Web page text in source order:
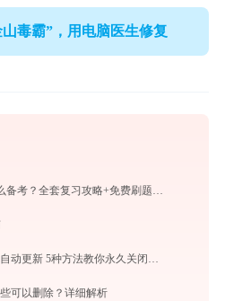
毒霸”，用电脑医生修复
计算机二级MS Office怎么备考？全套复习攻略+免费刷题工具推荐
Win10如何彻底永久关闭自动更新 5种方法教你永久关闭win10自动更新
可以删除？详细解析